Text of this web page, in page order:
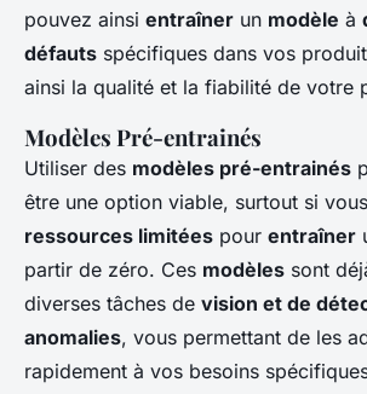
pouvez ainsi entraîner un modèle à
défauts spécifiques dans vos
ainsi la qualité et la fiabilité de votre
Modèles Pré-entrainés
Utiliser des modèles pré-entrainés
être une option viable, surtout si
ressources limitées pour entraîner
partir de zéro. Ces modèles sont
diverses tâches de vision et de
anomalies, vous permettant de les
rapidement à vos besoins